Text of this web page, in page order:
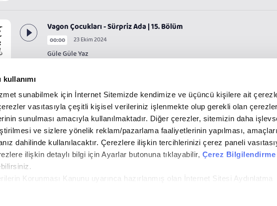
sunabilmek için İnternet Sitemizde kendimize ve üçüncü kişilere ait
vasıtasıyla çeşitli kişisel verileriniz işlenmekte olup gerekli olan çerezler
sunulması amacıyla kullanılmaktadır. Diğer çerezler, sitemizin daha
ve sizlere yönelik reklam/pazarlama faaliyetlerinin yapılması,
dahilinde kullanılacaktır. Çerezlere ilişkin tercihlerinizi çerez paneli
ilişkin detaylı bilgi için Ayarlar butonuna tıklayabilir, Çerez Bilgilendirme
Korunması Kanunu uyarınca hazırlanmış olan İnternet Sitesi Aydınlatma
lütfen
Vagon Çocukları - Sürpriz Ada | 15. Bölüm
00:00 23 Ekim 2024
Güle Güle Yaz
Fikriyat. Tüm Hakları Saklıdır.